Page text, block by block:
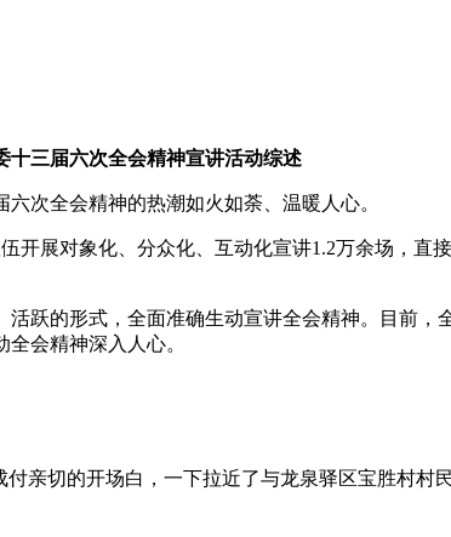
十三届六次全会精神宣讲活动综述
次全会精神的热潮如火如荼、温暖人心。
展对象化、分众化、互动化宣讲1.2万余场，直
跃的形式，全面准确生动宣讲全会精神。目前，
会精神深入人心。
亲切的开场白，一下拉近了与龙泉驿区宝胜村村